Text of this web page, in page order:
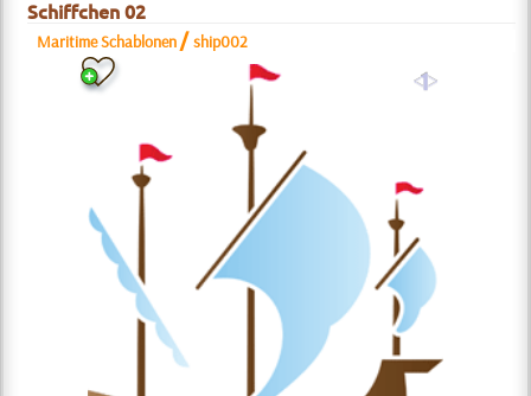
Schiffchen 02
Maritime Schablonen /ship002
a